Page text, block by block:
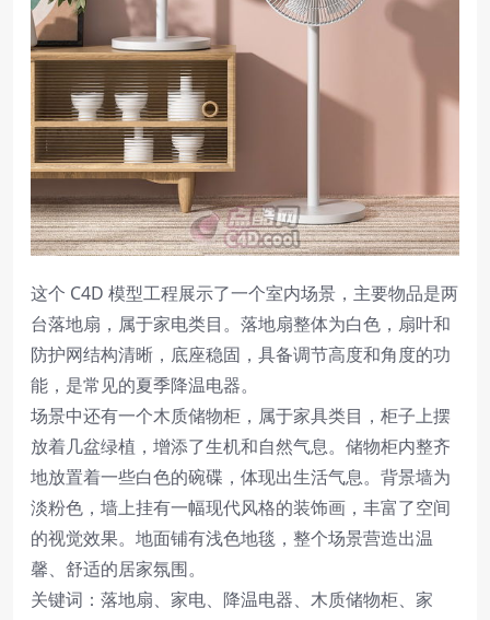
这个 C4D 模型工程展示了一个室内场景，主要物品是两
台落地扇，属于家电类目。落地扇整体为白色，扇叶和
防护网结构清晰，底座稳固，具备调节高度和角度的功
能，是常见的夏季降温电器。
场景中还有一个木质储物柜，属于家具类目，柜子上摆
放着几盆绿植，增添了生机和自然气息。储物柜内整齐
地放置着一些白色的碗碟，体现出生活气息。背景墙为
淡粉色，墙上挂有一幅现代风格的装饰画，丰富了空间
的视觉效果。地面铺有浅色地毯，整个场景营造出温
馨、舒适的居家氛围。
关键词：落地扇、家电、降温电器、木质储物柜、家